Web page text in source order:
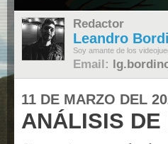
Redactor
Leandro
Soy amante de los
Email:
11 DE MARZO DEL
ANÁLISIS DE